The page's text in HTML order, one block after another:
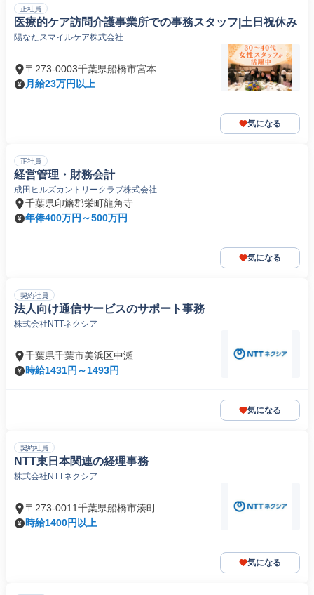
正社員
医療的ケア訪問介護事業所での事務スタッフ|土日祝休み
陽なたスマイルケア株式会社
〒273-0003千葉県船橋市宮本
月給23万円以上
気になる
正社員
経営管理・財務会計
成田ヒルズカントリークラブ株式会社
千葉県印旛郡栄町龍角寺
年俸400万円～500万円
気になる
契約社員
法人向け通信サービスのサポート事務
株式会社NTTネクシア
千葉県千葉市美浜区中瀬
時給1431円～1493円
気になる
契約社員
NTT東日本関連の経理事務
株式会社NTTネクシア
〒273-0011千葉県船橋市湊町
時給1400円以上
気になる